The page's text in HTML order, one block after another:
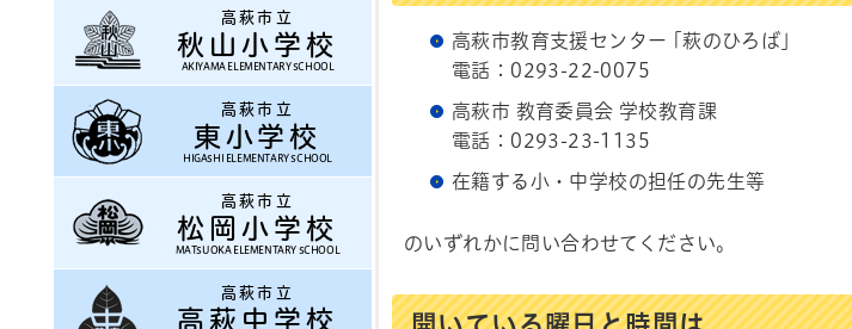
高萩市立
秋山小学校
AKIYAMA ELEMENTARY SCHOOL
高萩市立
東小学校
HIGASHI ELEMENTARY SCHOOL
高萩市立
松岡小学校
MATSUOKA ELEMENTARY SCHOOL
高萩市立
高萩中学校
高萩市教育支援センター ｢萩のひろば｣
電話：0293-22-0075
高萩市 教育委員会 学校教育課
電話：0293-23-1135
在籍する小・中学校の担任の先生等
のいずれかに問い合わせてください。